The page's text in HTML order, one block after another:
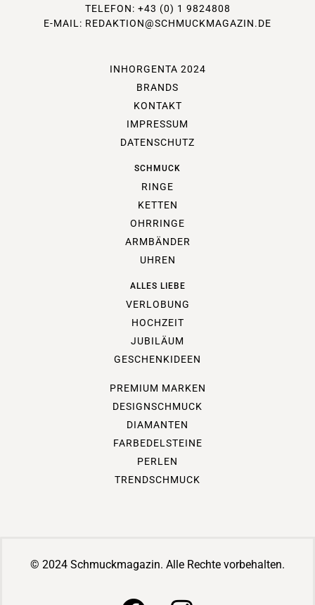
TELEFON: +43 (0) 1 9824808
E-MAIL: REDAKTION@SCHMUCKMAGAZIN.DE
INHORGENTA 2024
BRANDS
KONTAKT
IMPRESSUM
DATENSCHUTZ
SCHMUCK
RINGE
KETTEN
OHRRINGE
ARMBÄNDER
UHREN
ALLES LIEBE
VERLOBUNG
HOCHZEIT
JUBILÄUM
GESCHENKIDEEN
PREMIUM MARKEN
DESIGNSCHMUCK
DIAMANTEN
FARBEDELSTEINE
PERLEN
TRENDSCHMUCK
© 2024 Schmuckmagazin. Alle Rechte vorbehalten.